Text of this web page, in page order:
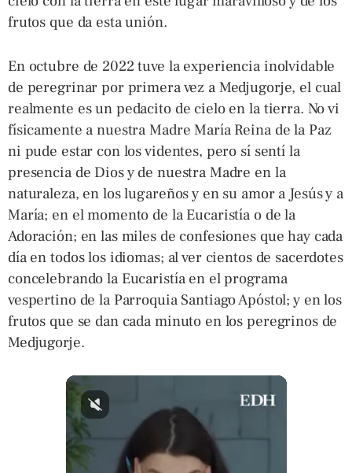
frutos que da esta unión.
En octubre de 2022 tuve la experiencia inolvidable
de peregrinar por primera vez a Medjugorje, el cual
realmente es un pedacito de cielo en la tierra. No vi
físicamente a nuestra Madre María Reina de la Paz
ni pude estar con los videntes, pero sí sentí la
presencia de Dios y de nuestra Madre en la
naturaleza, en los lugareños y en su amor a Jesús y a
María; en el momento de la Eucaristía o de la
Adoración; en las miles de confesiones que hay cada
día en todos los idiomas; al ver cientos de sacerdotes
concelebrando la Eucaristía en el programa
vespertino de la Parroquia Santiago Apóstol; y en los
frutos que se dan cada minuto en los peregrinos de
Medjugorje.